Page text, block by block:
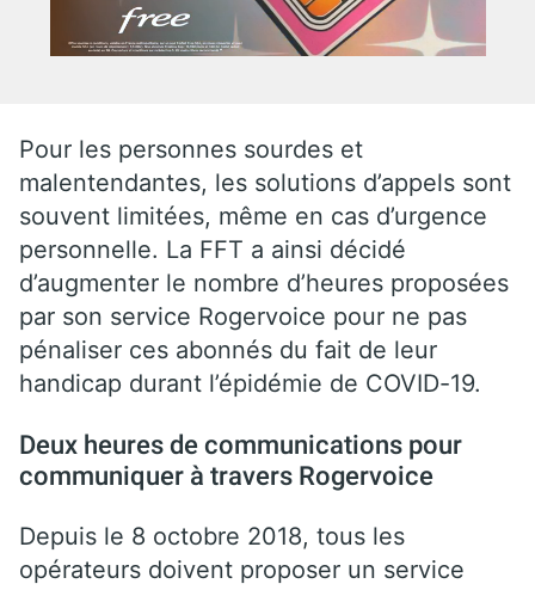
Pour les personnes sourdes et
malentendantes, les solutions d’appels sont
souvent limitées, même en cas d’urgence
personnelle. La FFT a ainsi décidé
d’augmenter le nombre d’heures proposées
par son service Rogervoice pour ne pas
pénaliser ces abonnés du fait de leur
handicap durant l’épidémie de COVID-19.
Deux heures de communications pour
communiquer à travers Rogervoice
Depuis le 8 octobre 2018, tous les
opérateurs doivent proposer un service